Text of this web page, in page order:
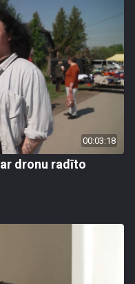
00:03:18
dronu radīto